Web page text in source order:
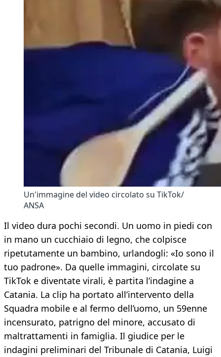
Un'immagine del video circolato su TikTok/
ANSA
Il video dura pochi secondi. Un uomo in piedi con
in mano un cucchiaio di legno, che colpisce
ripetutamente un bambino, urlandogli: «Io sono il
tuo padrone». Da quelle immagini, circolate su
TikTok e diventate virali, è partita l’indagine a
Catania. La clip ha portato all’intervento della
Squadra mobile e al fermo dell’uomo, un 59enne
incensurato, patrigno del minore, accusato di
maltrattamenti in famiglia. Il giudice per le
indagini preliminari del Tribunale di Catania, Luigi